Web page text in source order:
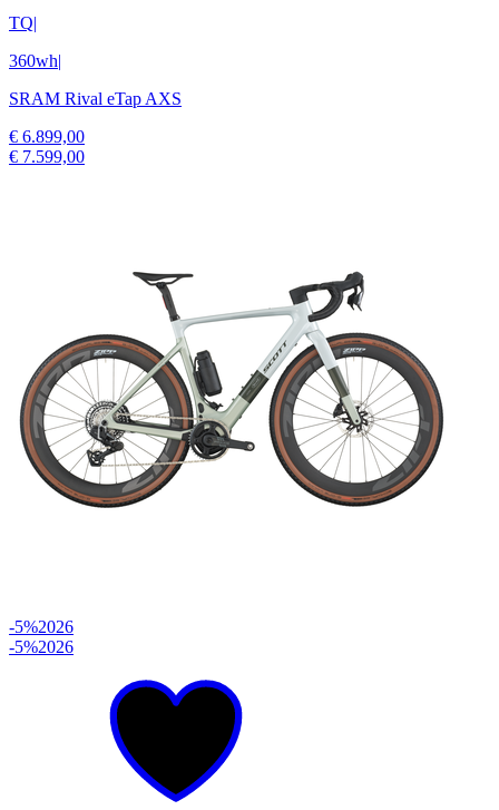
TQ|
360wh|
SRAM Rival eTap AXS
€ 6.899,00
€ 7.599,00
-5%2026
-5%2026